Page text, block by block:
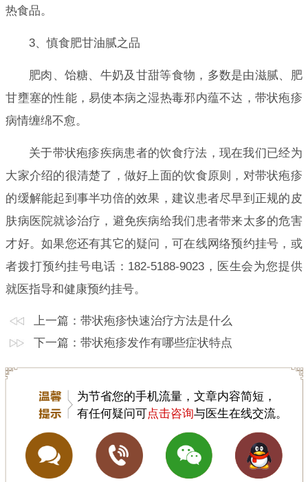
热食品。
3、慎食肥甘油腻之品
肥肉、饴糖、牛奶及甘甜等食物，多数是由滋腻、肥
甘壅塞的性能，易使本病之湿热毒邪内蕴不达，带状疱疹
病情缠绵不愈。
关于带状疱疹疾病患者的饮食疗法，现在我们已经为
大家介绍的很清楚了，做好上面的饮食原则，对带状疱疹
的缓解能起到事半功倍的效果，建议患者尽早到正规的皮
肤病医院就诊治疗，避免疾病给我们患者带来太多的危害
才好。如果您还有其它的疑问，可在线网络预约挂号，或
者拨打预约挂号电话：182-5188-9023，医生会为您提供
就医指导和健康预约挂号。
上一篇： 带状疱疹快速治疗方法是什么
下一篇： 带状疱疹发作有哪些症状特点
为节省您的手机流量，文章内容简短，
有任何疑问可点击咨询与医生在线交流。